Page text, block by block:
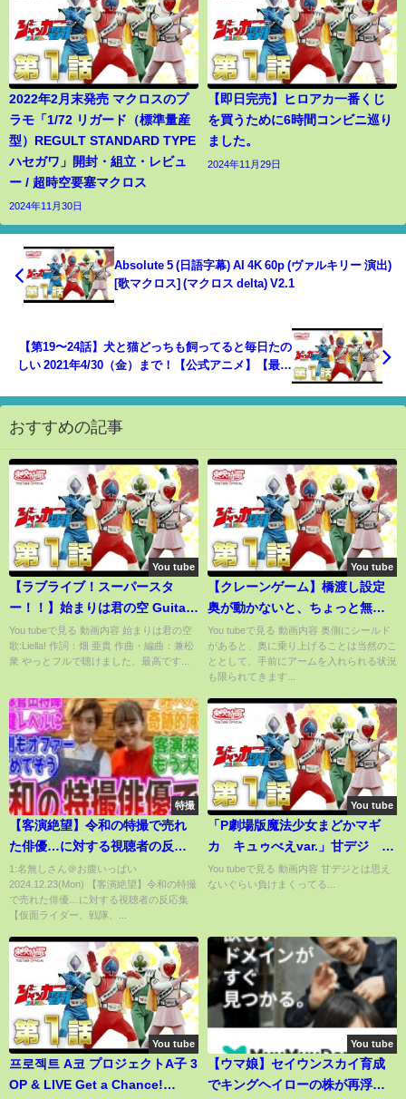
2022年2月末発売 マクロスのプ
ラモ「1/72 リガード（標準量産
型）REGULT STANDARD TYPE
ハセガワ」開封・組立・レビュ
ー / 超時空要塞マクロス
2024年11月30日
【即日完売】ヒロアカ一番くじ
を買うために6時間コンビニ巡り
ました。
2024年11月29日
Absolute 5 (日語字幕) AI 4K 60p (ヴァルキリー 演出)
[歌マクロス] (マクロス delta) V2.1
【第19〜24話】犬と猫どっちも飼ってると毎日たの
しい 2021年4/30（金）まで！【公式アニメ】【最終
おすすめの記事
You tube
【ラブライブ！スーパースタ
ー！！】始まりは君の空 Guitar
Cover
You tubeで見る 動画内容 始まりは君の空
歌:Liella! 作詞：畑 亜貴 作曲・編曲：兼松
衆 やっとフルで聴けました、最高です...
You tube
【クレーンゲーム】橋渡し設定
奥が動かないと、ちょっと無
理…
You tubeで見る 動画内容 奥側にシールド
があると、奥に乗り上げることは当然のこ
ととして、手前にアームを入れられる状況
も限られてきます...
特撮
【客演絶望】令和の特撮で売れ
た俳優…に対する視聴者の反応
集【仮面ライダー、戦隊、ウル
トラマン】
1:名無しさん＠お腹いっぱい
2024.12.23(Mon) 【客演絶望】令和の特撮
で売れた俳優…に対する視聴者の反応集
【仮面ライダー、戦隊、...
You tube
「P劇場版魔法少女まどかマギ
カ キュゥべえvar.」甘デジ や
っと遊タイムいけた！アルティ
メットしたい
You tubeで見る 動画内容 甘デジとは思え
ないぐらい負けまくってる...
You tube
프로젝트 A코 プロジェクトA子 3
OP & LIVE Get a Chance!
You tube
【ウマ娘】セイウンスカイ育成
でキングヘイローの株が再浮上